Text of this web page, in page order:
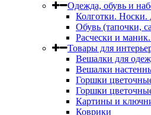
Одежда, обувь и
Колготки.
Обувь (тапочки,
Расчески и
Товары для
Вешалки для
Вешалки
Горшки
Горшки
Картины и
Коврики